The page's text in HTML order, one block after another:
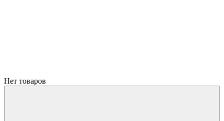
Нет товаров